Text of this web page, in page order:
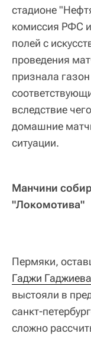
стадионе
комиссия РФС
полей с
проведения
признала
вследствие
домашние
ситуации.
Манчини
"Локомотива"
Пермяки,
Гаджи Гаджиева
выстояли в
санкт-
сложно